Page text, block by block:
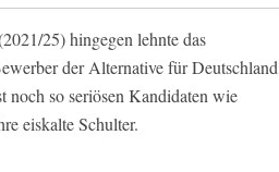
25) hingegen lehnte das
der Alternative für Deutschland
noch so seriösen Kandidaten wie
eiskalte Schulter.